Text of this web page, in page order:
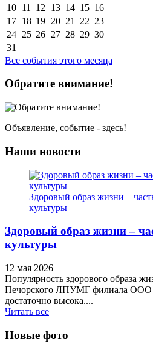
10 11 12 13 14 15 16
17 18 19 20 21 22 23
24 25 26 27 28 29 30
31
Все события этого месяца
Обратите внимание!
Объявление, событие - здесь!
Наши новости
Здоровый образ жизни –
культуры
Здоровый образ жизни –
культуры
12 мая 2026
Популярность здорового образа
Печорского ЛПУМГ филиала ООО
достаточно высока....
Читать все
Новые фото